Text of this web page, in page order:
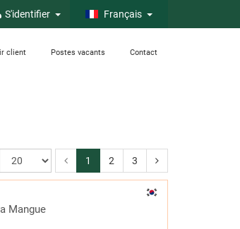
S'identifier Français
client Postes vacants Contact
1 2 3
Mangue